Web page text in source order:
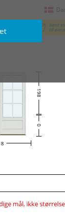
Send
til
198
0
mål, ikke